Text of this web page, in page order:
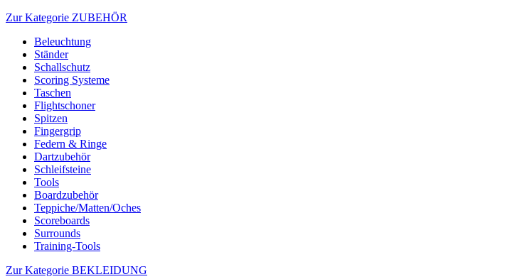
Zur Kategorie ZUBEHÖR
Beleuchtung
Ständer
Schallschutz
Scoring Systeme
Taschen
Flightschoner
Spitzen
Fingergrip
Federn & Ringe
Dartzubehör
Schleifsteine
Tools
Boardzubehör
Teppiche/Matten/Oches
Scoreboards
Surrounds
Training-Tools
Zur Kategorie BEKLEIDUNG